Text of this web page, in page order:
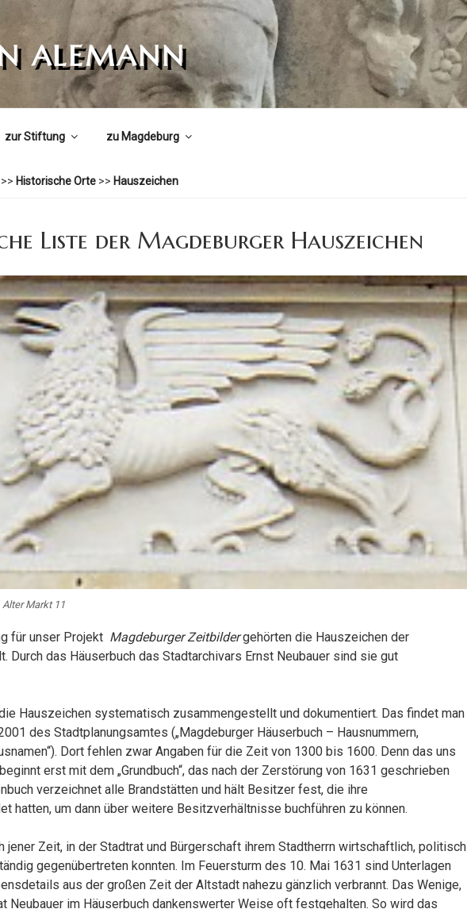
ALEMANN
zur Stiftung zu Magdeburg
Historische Orte >> Hauszeichen
Liste der Magdeburger Hauszeichen
Markt 11
für unser Projekt Magdeburger Zeitbildergehörten die Hauszeichen der
Durch das Häuserbuch das Stadtarchivars Ernst Neubauer sind sie gut
Hauszeichen systematisch zusammengestellt und dokumentiert. Das findet man
des Stadtplanungsamtes („Magdeburger Häuserbuch – Hausnummern,
Dort fehlen zwar Angaben für die Zeit von 1300 bis 1600. Denn das uns
erst mit dem „Grundbuch“, das nach der Zerstörung von 1631 geschrieben
verzeichnet alle Brandstätten und hält Besitzer fest, die ihre
hatten, um dann über weitere Besitzverhältnisse buchführen zu können.
jener Zeit, in der Stadtrat und Bürgerschaft ihrem Stadtherrn wirtschaftlich, politisch
gegenübertreten konnten. Im Feuersturm des 10. Mai 1631 sind Unterlagen
aus der großen Zeit der Altstadt nahezu gänzlich verbrannt. Das Wenige,
Neubauer im Häuserbuch dankenswerter Weise oft festgehalten. So wird das